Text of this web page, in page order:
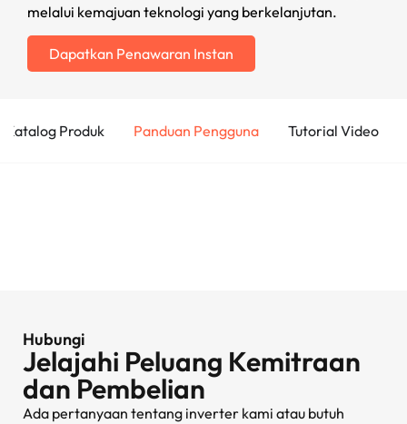
melalui kemajuan teknologi yang berkelanjutan.
Dapatkan Penawaran Instan
Katalog Produk Panduan Pengguna Tutorial Video
Hubungi
Jelajahi Peluang Kemitraan
dan Pembelian
Ada pertanyaan tentang inverter kami atau butuh